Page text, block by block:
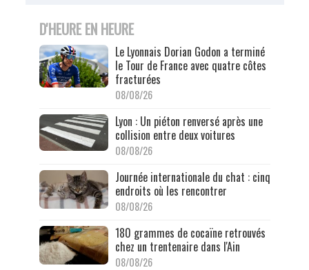
D'HEURE EN HEURE
Le Lyonnais Dorian Godon a terminé
le Tour de France avec quatre côtes
fracturées
08/08/26
Lyon : Un piéton renversé après une
collision entre deux voitures
08/08/26
Journée internationale du chat : cinq
endroits où les rencontrer
08/08/26
180 grammes de cocaïne retrouvés
chez un trentenaire dans l'Ain
08/08/26